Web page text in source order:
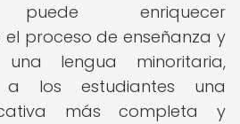
puede enriquecer
proceso de enseñanza y
lengua minoritaria,
a los estudiantes una
más completa y